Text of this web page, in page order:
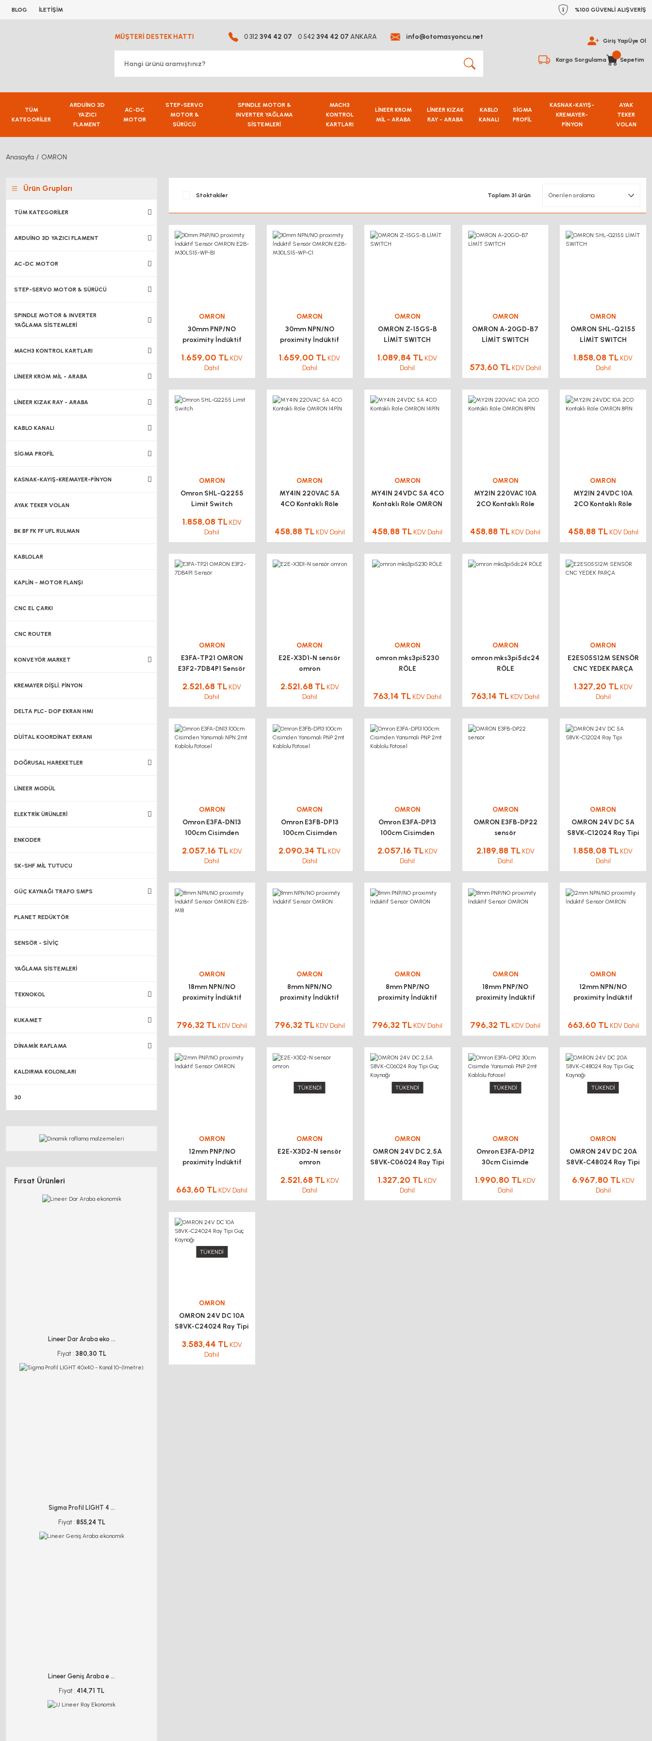
BLOG İLETİŞİM %100 GÜVENLİ ALIŞVERİŞ
MÜŞTERİ DESTEK HATTI 0 312 394 42 07 0 542 394 42 07 ANKARA info@otomasyoncu.net Giriş YapÜye Ol
Kargo Sorgulama Sepetim
TÜM
KATEGORİLER
ARDUİNO 3D
YAZICI
FLAMENT
AC-DC
MOTOR
STEP-SERVO
MOTOR &
SÜRÜCÜ
SPINDLE MOTOR &
INVERTER YAĞLAMA
SİSTEMLERİ
MACH3
KONTROL
KARTLARI
LİNEER KROM
MİL - ARABA
LİNEER KIZAK
RAY - ARABA
KABLO
KANALI
SİGMA
PROFİL
KASNAK-KAYIŞ-
KREMAYER-
PİNYON
AYAK
TEKER
VOLAN
Anasayfa OMRON
Ürün Grupları
TÜM KATEGORİLER
ARDUİNO 3D YAZICI FLAMENT
AC-DC MOTOR
STEP-SERVO MOTOR & SÜRÜCÜ
SPINDLE MOTOR & INVERTER
YAĞLAMA SİSTEMLERİ
MACH3 KONTROL KARTLARI
LİNEER KROM MİL - ARABA
LİNEER KIZAK RAY - ARABA
KABLO KANALI
SİGMA PROFİL
KASNAK-KAYIŞ-KREMAYER-PİNYON
AYAK TEKER VOLAN
BK BF FK FF UFL RULMAN
KABLOLAR
KAPLİN - MOTOR FLANŞI
CNC EL ÇARKI
CNC ROUTER
KONVEYÖR MARKET
KREMAYER DİŞLİ, PİNYON
DELTA PLC- DOP EKRAN HMI
DİJİTAL KOORDİNAT EKRANI
DOĞRUSAL HAREKETLER
LİNEER MODÜL
ELEKTRİK ÜRÜNLERİ
ENKODER
SK-SHF MİL TUTUCU
GÜÇ KAYNAĞI TRAFO SMPS
PLANET REDÜKTÖR
SENSÖR - SİVİÇ
YAĞLAMA SİSTEMLERİ
TEKNOKOL
KUKAMET
DİNAMİK RAFLAMA
KALDIRMA KOLONLARI
30
Fırsat Ürünleri
Lineer Dar Araba eko ...
Fiyat : 380,30 TL
Sigma Profil LIGHT 4 ...
Fiyat : 855,24 TL
Lineer Geniş Araba e ...
Fiyat : 414,71 TL
Stoktakiler Toplam 31 ürün
OMRON
30mm PNP/NO
proximity İndüktif
M30LS15-WP-B1
1.659,00 TL KDV
Dahil
OMRON
30mm NPN/NO
proximity İndüktif
M30LS15-WP-C1
1.659,00 TL KDV
Dahil
OMRON
OMRON Z-15GS-B
LİMİT SWITCH
1.089,84 TL KDV
Dahil
OMRON
OMRON A-20GD-B7
LİMİT SWITCH
573,60 TL KDV Dahil
OMRON
OMRON SHL-Q2155
LİMİT SWITCH
1.858,08 TL KDV
Dahil
OMRON
Omron SHL-Q2255
Limit Switch
1.858,08 TL KDV
Dahil
OMRON
MY4IN 220VAC 5A
4CO Kontaklı Röle
458,88 TL KDV Dahil
OMRON
MY4IN 24VDC 5A 4CO
Kontaklı Röle OMRON
458,88 TL KDV Dahil
OMRON
MY2IN 220VAC 10A
2CO Kontaklı Röle
458,88 TL KDV Dahil
OMRON
MY2IN 24VDC 10A
2CO Kontaklı Röle
458,88 TL KDV Dahil
OMRON
E3FA-TP21 OMRON
E3F2-7DB4P1 Sensör
2.521,68 TL KDV
Dahil
OMRON
E2E-X3D1-N sensör
omron
2.521,68 TL KDV
Dahil
OMRON
omron mks3pi5230
RÖLE
763,14 TL KDV Dahil
OMRON
omron mks3pi5dc24
RÖLE
763,14 TL KDV Dahil
OMRON
E2ES05S12M SENSÖR
CNC YEDEK PARÇA
1.327,20 TL KDV
Dahil
OMRON
Omron E3FA-DN13
100cm Cisimden
Kablolu Fotosel
2.057,16 TL KDV
Dahil
OMRON
Omron E3FB-DP13
100cm Cisimden
Kablolu Fotosel
2.090,34 TL KDV
Dahil
OMRON
Omron E3FA-DP13
100cm Cisimden
Kablolu Fotosel
2.057,16 TL KDV
Dahil
OMRON
OMRON E3FB-DP22
sensör
2.189,88 TL KDV
Dahil
OMRON
OMRON 24V DC 5A
S8VK-C12024 Ray Tipi
1.858,08 TL KDV
Dahil
OMRON
18mm NPN/NO
proximity İndüktif
796,32 TL KDV Dahil
OMRON
8mm NPN/NO
proximity İndüktif
796,32 TL KDV Dahil
OMRON
8mm PNP/NO
proximity İndüktif
796,32 TL KDV Dahil
OMRON
18mm PNP/NO
proximity İndüktif
796,32 TL KDV Dahil
OMRON
12mm NPN/NO
proximity İndüktif
663,60 TL KDV Dahil
OMRON
12mm PNP/NO
proximity İndüktif
663,60 TL KDV Dahil
TÜKENDİ
OMRON
E2E-X3D2-N sensör
omron
2.521,68 TL KDV
Dahil
TÜKENDİ
OMRON
OMRON 24V DC 2,5A
S8VK-C06024 Ray Tipi
1.327,20 TL KDV
Dahil
TÜKENDİ
OMRON
Omron E3FA-DP12
30cm Cisimde
Kablolu Fotosel
1.990,80 TL KDV
Dahil
TÜKENDİ
OMRON
OMRON 24V DC 20A
S8VK-C48024 Ray Tipi
6.967,80 TL KDV
Dahil
TÜKENDİ
OMRON
OMRON 24V DC 10A
S8VK-C24024 Ray Tipi
3.583,44 TL KDV
Dahil